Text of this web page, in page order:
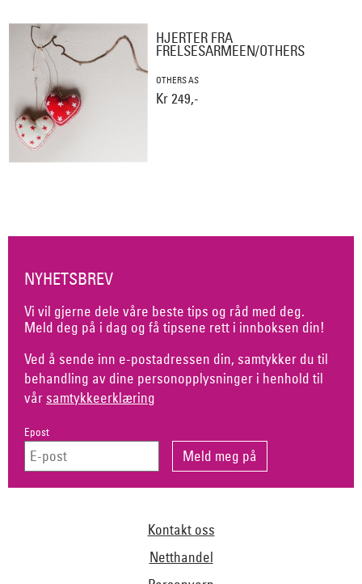
HJERTER FRA
FRELSESARMEEN/OTHERS
OTHERS AS
Kr 249,-
NYHETSBREV
Vi vil gjerne dele våre beste tips og råd med deg.
Meld deg på i dag og få tipsene rett i innboksen din!
Ved å sende inn e-postadressen din, samtykker du til
behandling av dine personopplysninger i henhold til
vår samtykkeerklæring
Epost
Kontakt oss
Netthandel